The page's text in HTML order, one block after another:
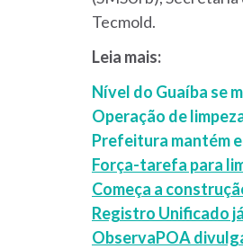
Tecmold.
Leia mais:
Nível do Guaíba se
Operação de
Prefeitura mantém
Força-tarefa para
Começa a
Registro Unificado
ObservaPOA